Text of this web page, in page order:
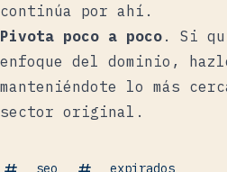
continúa por ahí.
Pivota poco a poco . Si
enfoque del dominio,
manteniéndote lo más
sector original.
seo expirados